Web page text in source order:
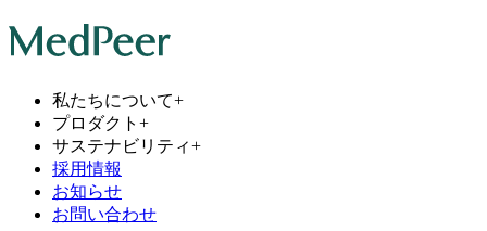
私たちについて+
プロダクト +
サステナビリティ+
採用情報
お知らせ
お問い合わせ